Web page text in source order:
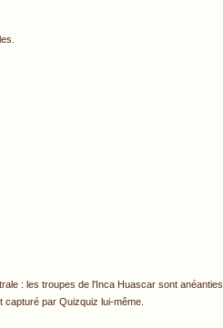
: les troupes de l'Inca Huascar sont anéanties
par Quizquiz lui-même.